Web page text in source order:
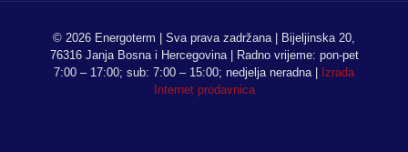
© 2026 Energoterm | Sva prava zadržana | Bijeljinska 20,
76316 Janja Bosna i Hercegovina | Radno vrijeme: pon-pet
7:00 – 17:00; sub: 7:00 – 15:00; nedjelja neradna |
Izrada
Internet prodavnica